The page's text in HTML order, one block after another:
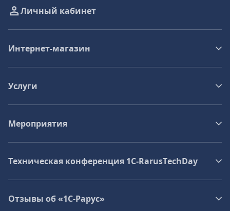
Личный кабинет
Интернет-магазин
Услуги
Мероприятия
Техническая конференция 1C‑RarusTechDay
Отзывы об «1С-Рарус»